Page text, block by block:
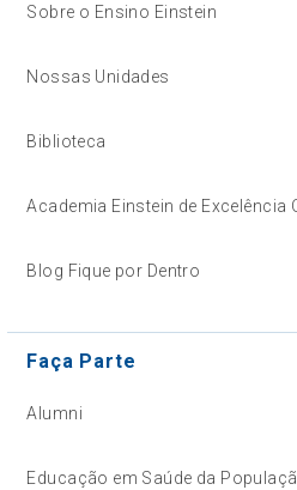
Sobre o Ensino Einstein
Nossas Unidades
Biblioteca
Academia Einstein de Excelência
Blog Fique por Dentro
Faça Parte
Alumni
Educação em Saúde da